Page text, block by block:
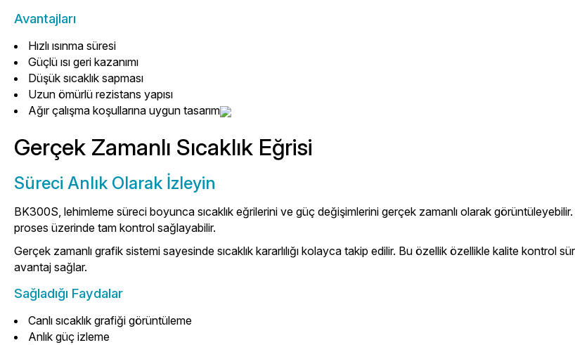
Avantajları
Hızlı ısınma süresi
Güçlü ısı geri kazanımı
Düşük sıcaklık sapması
Uzun ömürlü rezistans yapısı
Ağır çalışma koşullarına uygun tasarım
Gerçek Zamanlı Sıcaklık Eğrisi
Süreci Anlık Olarak İzleyin
BK300S, lehimleme süreci boyunca sıcaklık eğrilerini ve güç değişimlerini gerçek zamanlı olarak görüntüleyebilir.
proses üzerinde tam kontrol sağlayabilir.
Gerçek zamanlı grafik sistemi sayesinde sıcaklık kararlılığı kolayca takip edilir. Bu özellik özellikle kalite
avantaj sağlar.
Sağladığı Faydalar
Canlı sıcaklık grafiği görüntüleme
Anlık güç izleme